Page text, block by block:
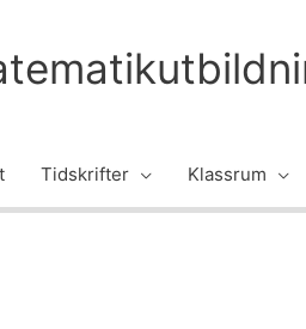
Tidskrifter Klassrum